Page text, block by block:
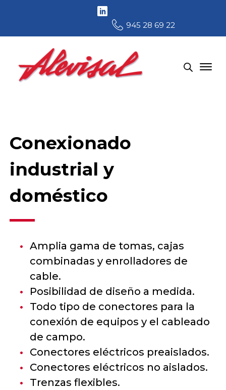
945 28 69 22
Conexionado
industrial y
doméstico
Amplia gama de tomas, cajas
combinadas y enrolladores de
cable.
Posibilidad de diseño a medida.
Todo tipo de conectores para la
conexión de equipos y el cableado
de campo.
Conectores eléctricos preaislados.
Conectores eléctricos no aislados.
Trenzas flexibles.